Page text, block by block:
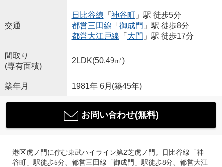
交通
日比谷線 「 神谷町」駅 徒歩5分
都営三田線 「 御成門 」駅 徒歩8分
都営大江戸線 「 大門 」駅 徒歩17分
間取り
(専有面積)
2LDK(50.49㎡)
築年月 1981年 6月(築45年)
お問い合わせ(無料)
港区虎ノ門に佇む東武ハイライン第2芝虎ノ門。日比谷線「神
谷町」駅徒歩5分、都営三田線「御成門」駅徒歩8分、都営大江